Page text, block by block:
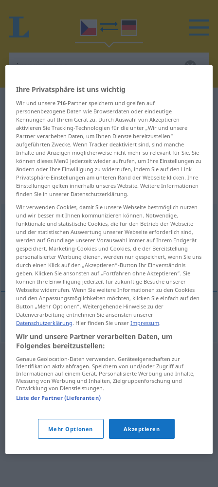
Tschechisch-Deutsch Wörterbuch impregnace
Tschechisch-Deutsch Übersetzung
für "impregnace"
"impregnace" Deutsch Übersetzung
„impregnace“: feminin
impregnacef
Übersicht aller Übersetzungen
(Für mehr Details die Übersetzung anklicken/antippen)
Imprägnierung
Imprägnierungf impregnace
Ihre Privatsphäre ist uns wichtig
Wir und unsere716-Partner speichern und greifen auf
personenbezogene Daten wie Browserdaten oder eindeutige
Kennungen auf Ihrem Gerät zu. Durch Auswahl von Akzeptieren
aktivieren Sie Tracking-Technologien für die unter „Wir und unsere
Partner verarbeiten Daten, um Ihnen Dienste bereitzustellen“
aufgeführten Zwecke. Wenn Tracker deaktiviert sind, sind manche
Inhalte und Anzeigen möglicherweise nicht mehr so relevant für Sie. Sie
können dieses Menü jederzeit wieder aufrufen, um Ihre Einstellungen zu
ändern oder Ihre Einwilligung zu widerrufen, indem Sie auf den Link
Privatsphäre-Einstellungen am unteren Rand der Webseite klicken. Ihre
Einstellungen gelten innerhalb unseres Website. Weitere Informationen
finden Sie in unserer Datenschutzerklärung.
Wir verwenden Cookies, damit Sie unsere Webseite bestmöglich nutzen
und wir besser mit Ihnen kommunizieren können. Notwendige,
funktionale und statistische Cookies, die für den Betrieb der Webseite
und der statistischen Auswertung unserer Webseite erforderlich sind,
werden auf Grundlage unserer Vorauswahl immer auf Ihrem Endgerät
gespeichert. Marketing-Cookies und Cookies, die der Bereitstellung
personalisierter Werbung dienen, werden nur gespeichert, wenn Sie uns
durch einen Klick auf den „Akzeptieren“-Button Ihr Einverständnis
geben. Klicken Sie ansonsten auf „Fortfahren ohne Akzeptieren“. Sie
können Ihre Einwilligung jederzeit für zukünftige Besuche unserer
Webseite widerrufen. Wenn Sie weitere Informationen zu den Cookies
und den Anpassungsmöglichkeiten möchten, klicken Sie einfach auf den
Button „Mehr Optionen“. Weitergehende Hinweise zu der
Datenverarbeitung entnehmen Sie ansonsten unserer
Datenschutzerklärung. Hier finden Sie unserImpressum.
Wir und unsere Partner verarbeiten Daten, um
Folgendes bereitzustellen:
Genaue Geolocation-Daten verwenden. Geräteeigenschaften zur
Identifikation aktiv abfragen. Speichern von und/oder Zugriff auf
Informationen auf einem Gerät. Personalisierte Werbung und Inhalte,
Messung von Werbung und Inhalten, Zielgruppenforschung und
Entwicklung von Dienstleistungen.
Liste der Partner (Lieferanten)
Mehr Optionen Akzeptieren